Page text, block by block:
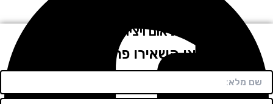
לתיאום ויצירת קשר
חייגו או השאירו פרטים בטופס!